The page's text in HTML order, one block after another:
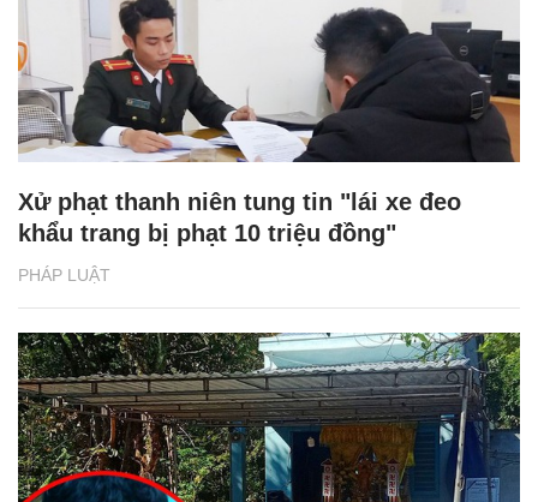
PHÁP LUẬT
Xử phạt thanh niên tung tin "lái xe đeo
khẩu trang bị phạt 10 triệu đồng"